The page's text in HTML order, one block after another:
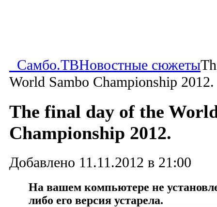
Самбо.ТВНовостные сюжеты
World Sambo Championship 2012.
The final day of the
Championship 2012.
Добавлено 11.11.2012 в 21:00
На вашем компьютере не
либо его версия устарела.